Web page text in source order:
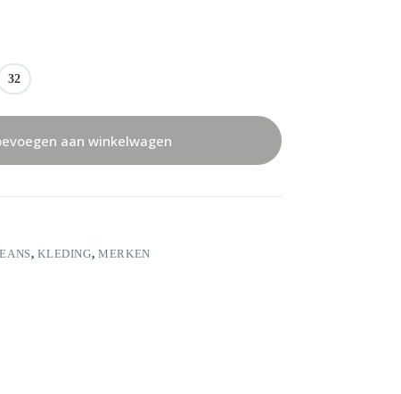
32
aan winkelwagen
,KLEDING,MERKEN